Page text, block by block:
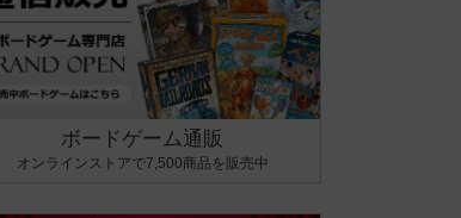
ボードゲーム通販
オンラインストアで7,500商品を販売中